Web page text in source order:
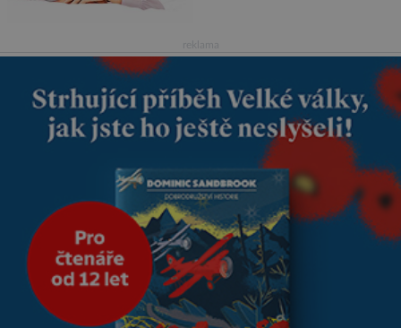
nás dali dohromady, Toník byl
dobře zaopatřený mladý muž.
Manželství nám oběma moc
nesvědčilo, brzy jsme zjistili, že